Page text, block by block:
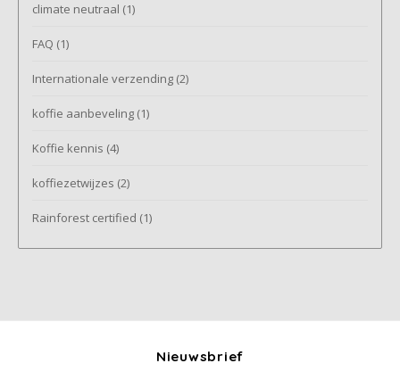
climate neutraal (1)
FAQ (1)
Internationale verzending (2)
koffie aanbeveling (1)
Koffie kennis (4)
koffiezetwijzes (2)
Rainforest certified (1)
Nieuwsbrief